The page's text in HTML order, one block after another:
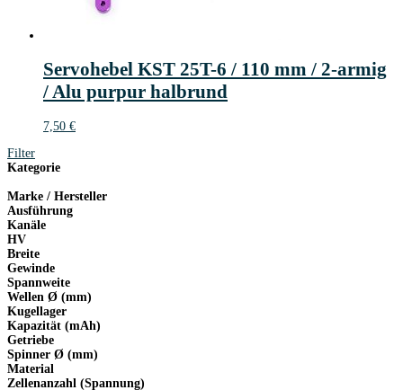
Servohebel KST 25T-6 / 110 mm / 2-armig
/ Alu purpur halbrund
7,50 €
Filter
Kategorie
Marke / Hersteller
Ausführung
Kanäle
HV
Breite
Gewinde
Spannweite
Wellen Ø (mm)
Kugellager
Kapazität (mAh)
Getriebe
Spinner Ø (mm)
Material
Zellenanzahl (Spannung)